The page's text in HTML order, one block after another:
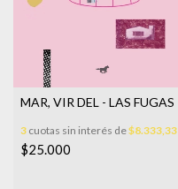
MAR, VIR DEL - LAS FUGAS
3 cuotas sin interés de$8.333,33
$25.000